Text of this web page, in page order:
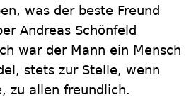
was der beste Freund
Andreas Schönfeld
war der Mann ein Mensch
stets zur Stelle, wenn
zu allen freundlich.